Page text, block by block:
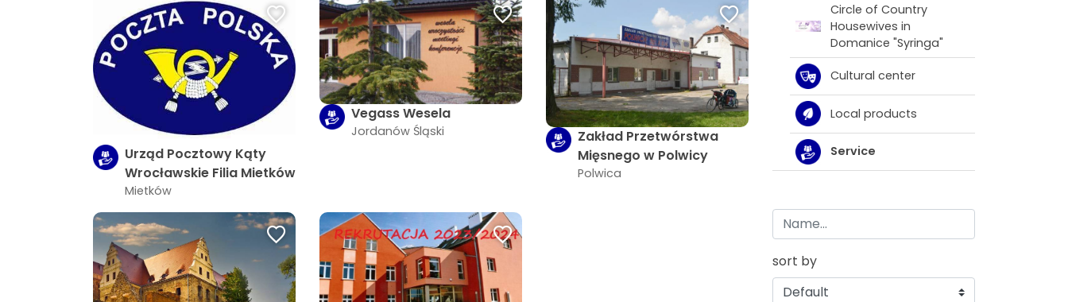
Urząd Pocztowy Kąty
Wrocławskie Filia Mietków
Mietków
Vegass Wesela
Jordanów Śląski
Zakład Przetwórstwa
Mięsnego w Polwicy
Polwica
Circle of Country
Housewives in
Domanice "Syringa"
Cultural center
Local products
Service
sort by